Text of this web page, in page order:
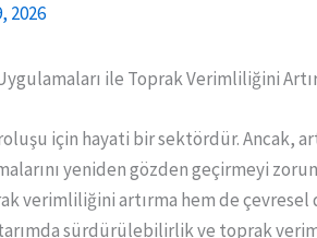
2026
ile Toprak Verimliliğini
için hayati bir sektördür. Ancak,
yeniden gözden geçirmeyi
verimliliğini artırma hem de çevresel
sürdürülebilirlik ve toprak